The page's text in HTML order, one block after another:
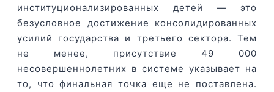
институционализированных детей — это
безусловное достижение консолидированных
усилий государства и третьего сектора. Тем
не менее, присутствие 49 000
несовершеннолетних в системе указывает на
то, что финальная точка еще не поставлена.